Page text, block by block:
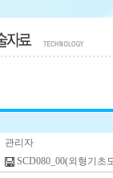
관리자
SCD080_00(외형기초